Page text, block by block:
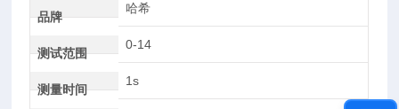
品牌
哈希
测试范围
0-14
测量时间
1s